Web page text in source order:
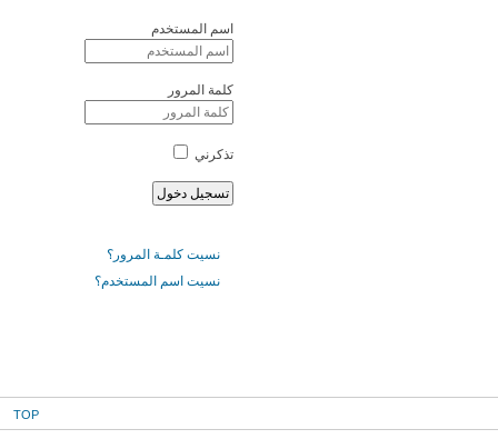
اسم المستخدم
كلمة المرور
تذكرني
نسيت كلمـة المرور؟
نسيت اسم المستخدم؟
TOP